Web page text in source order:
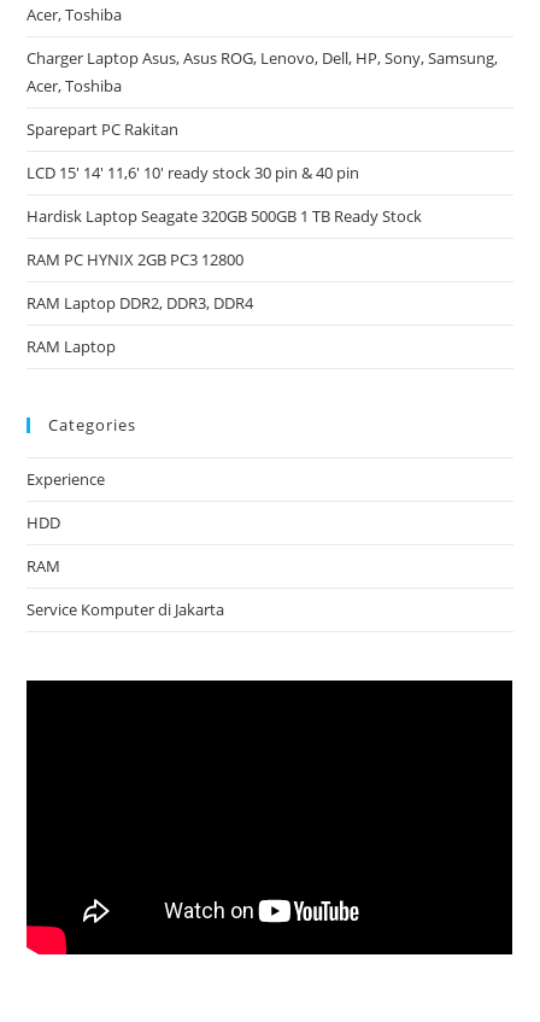
Acer, Toshiba
Charger Laptop Asus, Asus ROG, Lenovo, Dell, HP, Sony, Samsung,
Acer, Toshiba
Sparepart PC Rakitan
LCD 15′ 14′ 11,6′ 10′ ready stock 30 pin & 40 pin
Hardisk Laptop Seagate 320GB 500GB 1 TB Ready Stock
RAM PC HYNIX 2GB PC3 12800
RAM Laptop DDR2, DDR3, DDR4
RAM Laptop
Categories
Experience
HDD
RAM
Service Komputer di Jakarta